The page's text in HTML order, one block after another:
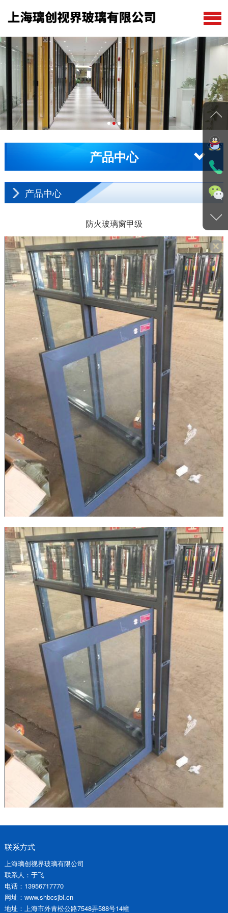
公司首页
关于我们
产品中心
在线留言
工程案例
产品中心
产品中心
防火玻璃窗甲级
联系方式
上海璃创视界玻璃有限公司
联系人：于飞
电话：13956717770
网址：www.shbcsjbl.cn
地址：上海市外青松公路7548弄588号14幢